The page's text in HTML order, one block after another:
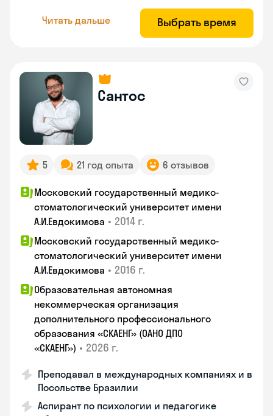
Читать дальше Выбрать время
Сантос
5 21 год опыта 6 отзывов
Московский государственный медико-
стоматологический университет имени
А.И.Евдокимова • 2014 г.
Московский государственный медико-
стоматологический университет имени
А.И.Евдокимова • 2016 г.
Образовательная автономная
некоммерческая организация
дополнительного профессионального
образования «СКАЕНГ» (ОАНО ДПО
«СКАЕНГ») • 2026 г.
Преподавал в международных компаниях и в
Посольстве Бразилии
Аспирант по психологии и педагогике